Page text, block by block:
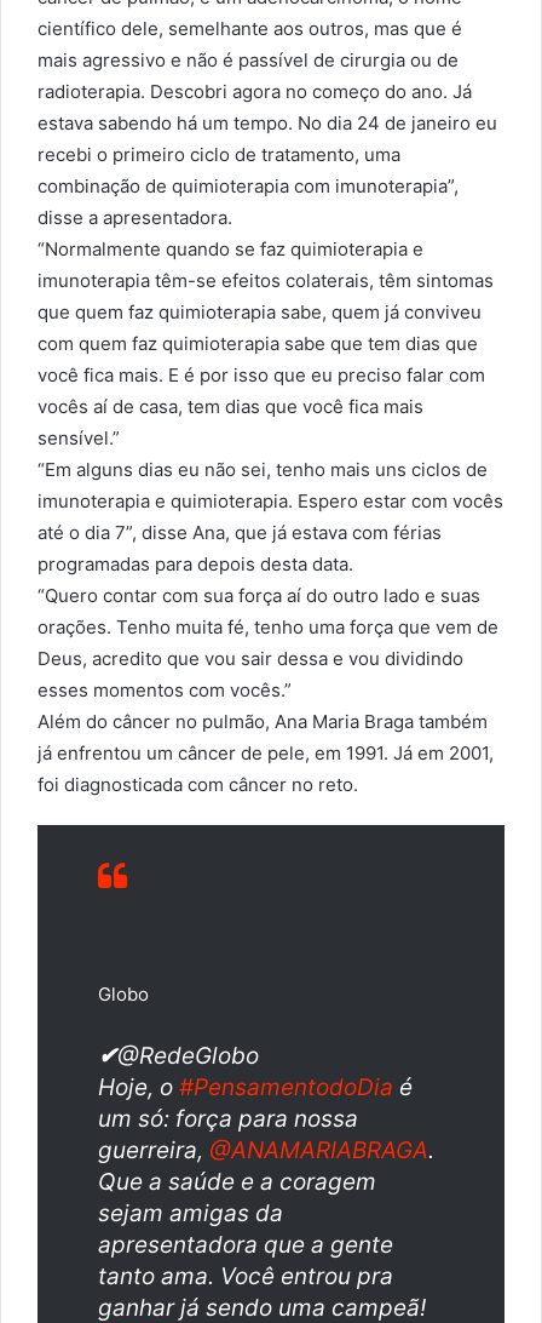
científico dele, semelhante aos outros, mas que é
mais agressivo e não é passível de cirurgia ou de
radioterapia. Descobri agora no começo do ano. Já
estava sabendo há um tempo. No dia 24 de janeiro eu
recebi o primeiro ciclo de tratamento, uma
combinação de quimioterapia com imunoterapia”,
disse a apresentadora.
“Normalmente quando se faz quimioterapia e
imunoterapia têm-se efeitos colaterais, têm sintomas
que quem faz quimioterapia sabe, quem já conviveu
com quem faz quimioterapia sabe que tem dias que
você fica mais. E é por isso que eu preciso falar com
vocês aí de casa, tem dias que você fica mais
sensível.”
“Em alguns dias eu não sei, tenho mais uns ciclos de
imunoterapia e quimioterapia. Espero estar com vocês
até o dia 7”, disse Ana, que já estava com férias
programadas para depois desta data.
“Quero contar com sua força aí do outro lado e suas
orações. Tenho muita fé, tenho uma força que vem de
Deus, acredito que vou sair dessa e vou dividindo
esses momentos com vocês.”
Além do câncer no pulmão, Ana Maria Braga também
já enfrentou um câncer de pele, em 1991. Já em 2001,
foi diagnosticada com câncer no reto.
Globo
✔@RedeGlobo
Hoje, o #PensamentodoDia é
um só: força para nossa
guerreira, @ANAMARIABRAGA.
Que a saúde e a coragem
sejam amigas da
apresentadora que a gente
tanto ama. Você entrou pra
ganhar já sendo uma campeã!